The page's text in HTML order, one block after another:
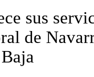
sus
de